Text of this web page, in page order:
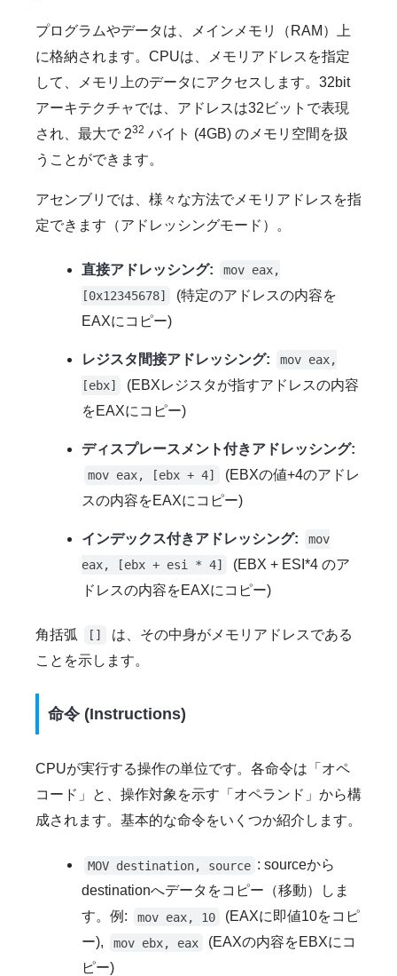
プログラムやデータは、メインメモリ（RAM）上
に格納されます。CPUは、メモリアドレスを指定
して、メモリ上のデータにアクセスします。32bit
アーキテクチャでは、アドレスは32ビットで表現
され、最大で 232 バイト (4GB) のメモリ空間を扱
うことができます。
アセンブリでは、様々な方法でメモリアドレスを指
定できます（アドレッシングモード）。
直接アドレッシング:
mov eax,
[0x12345678]
(特定のアドレスの内容を
EAXにコピー)
レジスタ間接アドレッシング:
mov eax,
[ebx]
(EBXレジスタが指すアドレスの内容
をEAXにコピー)
ディスプレースメント付きアドレッシング:
mov eax, [ebx + 4]
(EBXの値+4のアドレ
スの内容をEAXにコピー)
インデックス付きアドレッシング:
mov
eax, [ebx + esi * 4]
(EBX + ESI*4 のア
ドレスの内容をEAXにコピー)
角括弧 []
は、その中身がメモリアドレスである
ことを示します。
命令 (Instructions)
CPUが実行する操作の単位です。各命令は「オペ
コード」と、操作対象を示す「オペランド」から構
成されます。基本的な命令をいくつか紹介します。
MOV destination, source : sourceから
destinationへデータをコピー（移動）しま
す。例:
mov eax, 10
(EAXに即値10をコピ
ー),
mov ebx, eax
(EAXの内容をEBXにコ
ピー)